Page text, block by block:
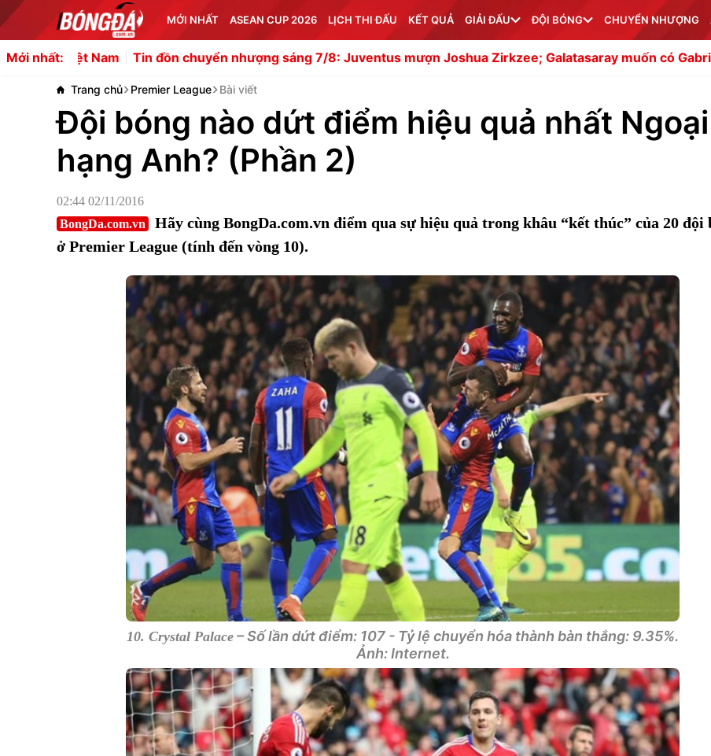
MỚI NHẤT ASEAN CUP 2026 LỊCH THI ĐẤU KẾT QUẢ GIẢI ĐẤU ĐỘI BÓNG CHUYỂN NHƯỢNG
Mới nhất:
Tin đồn chuyển nhượng sáng 7/8: Juventus mượn Joshua Zirkzee; Galatasaray muốn có Gabriel Martinelli Napoli
Trang chủ Premier League Bài viết
Đội bóng nào dứt điểm hiệu quả nhất Ngoại
hạng Anh? (Phần 2)
02:44 02/11/2016
BongDa.com.vn
Hãy cùng BongDa.com.vn điểm qua sự hiệu quả trong khâu “kết thúc” của 20 đội
ở Premier League (tính đến vòng 10).
10. Crystal Palace – Số lần dứt điểm: 107 - Tỷ lệ chuyển hóa thành bàn thắng: 9.35%.
Ảnh: Internet.